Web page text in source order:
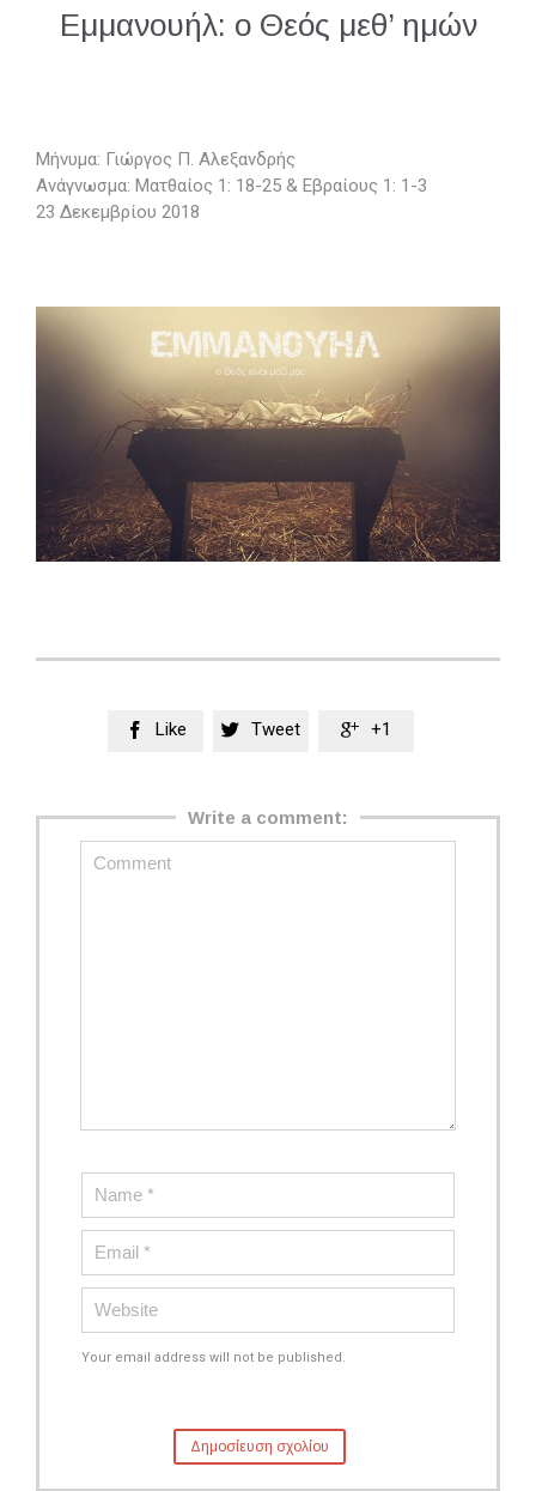
Εμμανουήλ: ο Θεός μεθ’ ημών
Μήνυμα: Γιώργος Π. Αλεξανδρής
Ανάγνωσμα: Ματθαίος 1: 18-25 & Εβραίους 1: 1-3
23 Δεκεμβρίου 2018
 Like  Tweet  +1
Write a comment:
Your email address will not be published.